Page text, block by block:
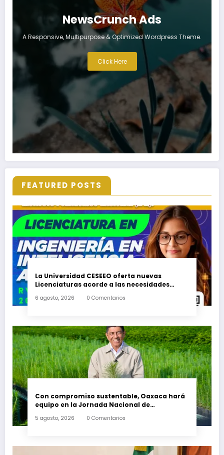
NewsCrunch Ads
A Responsive, Multipurpose & Optimized Wordpress Theme.
Click Here
FEATURED POSTS
La Universidad CESEEO oferta nuevas
Licenciaturas acorde a las necesidades
nivel medio superior
6 agosto, 2026 0 Comentarios
Con compromiso sustentable, Oaxaca hará
equipo en la Jornada Nacional de
5 agosto, 2026 0 Comentarios